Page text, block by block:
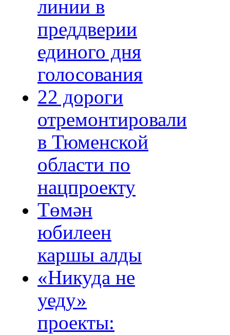
линии в
преддверии
единого дня
голосования
22 дороги
отремонтировали
в Тюменской
области по
нацпроекту
Төмән
юбилеен
каршы алды
«Никуда не
уеду»
проекты: